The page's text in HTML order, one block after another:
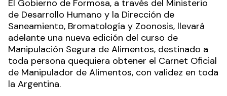
El Gobierno de Formosa, a través del Ministerio
de Desarrollo Humano y la Dirección de
Saneamiento, Bromatología y Zoonosis, llevará
adelante una nueva edición del curso de
Manipulación Segura de Alimentos, destinado a